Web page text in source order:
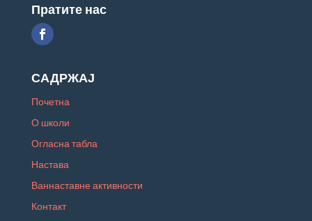
Пратите нас
САДРЖАЈ
Почетна
О школи
Огласна табла
Настава
Ваннаставне активности
Контакт